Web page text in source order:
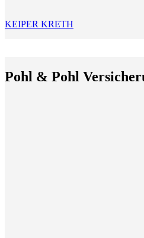
KEIPER KRETH
Pohl & Pohl